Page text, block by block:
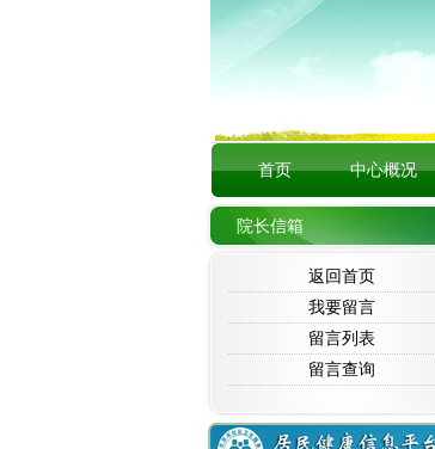
首页 中心概况
院长信箱
返回首页
我要留言
留言列表
留言查询